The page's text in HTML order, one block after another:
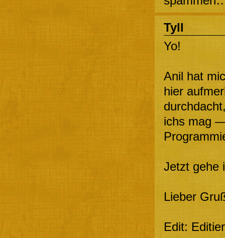
Tyll
Yo!
Anil hat
hier
ichs mag
Jetzt gehe
Lieber
Edit: